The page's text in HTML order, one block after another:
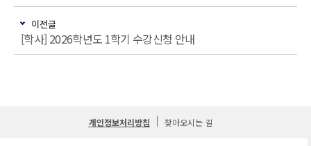
이전글
[학사] 2026학년도 1학기 수강신청 안내
개인정보처리방침 찾아오시는 길